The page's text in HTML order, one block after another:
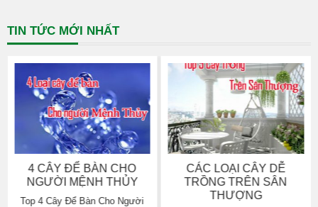
TIN TỨC MỚI NHẤT
CÁC LOẠI CÂY DỄ
TRỒNG TRÊN SÂN
THƯỢNG
4 CÂY ĐỂ BÀN CHO
NGƯỜI MỆNH MỘC
Những người mệnh mộc cần